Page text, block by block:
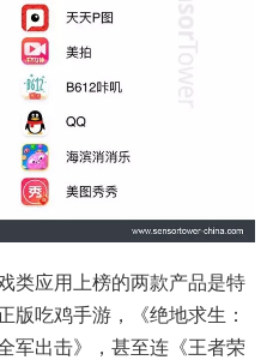
类应用上榜的两款产品是特
版吃鸡手游，《绝地求生：
军出击》，甚至连《王者荣